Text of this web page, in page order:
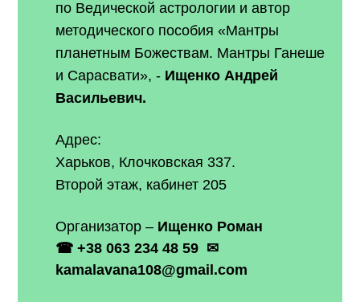
по Ведической астрологии и автор
методического пособия «Мантры
планетным Божествам. Мантры Ганеше
и Сарасвати», - Ищенко Андрей
Васильевич.
Адрес:
Харьков, Клочковская 337.
Второй этаж, кабинет 205
Организатор – Ищенко Роман
☎ +38 063 234 48 59 ✉
kamalavana108@gmail.com